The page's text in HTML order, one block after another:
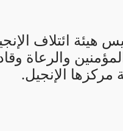
هيئة ائتلاف
والرعاة
مركزها الإنجيل.